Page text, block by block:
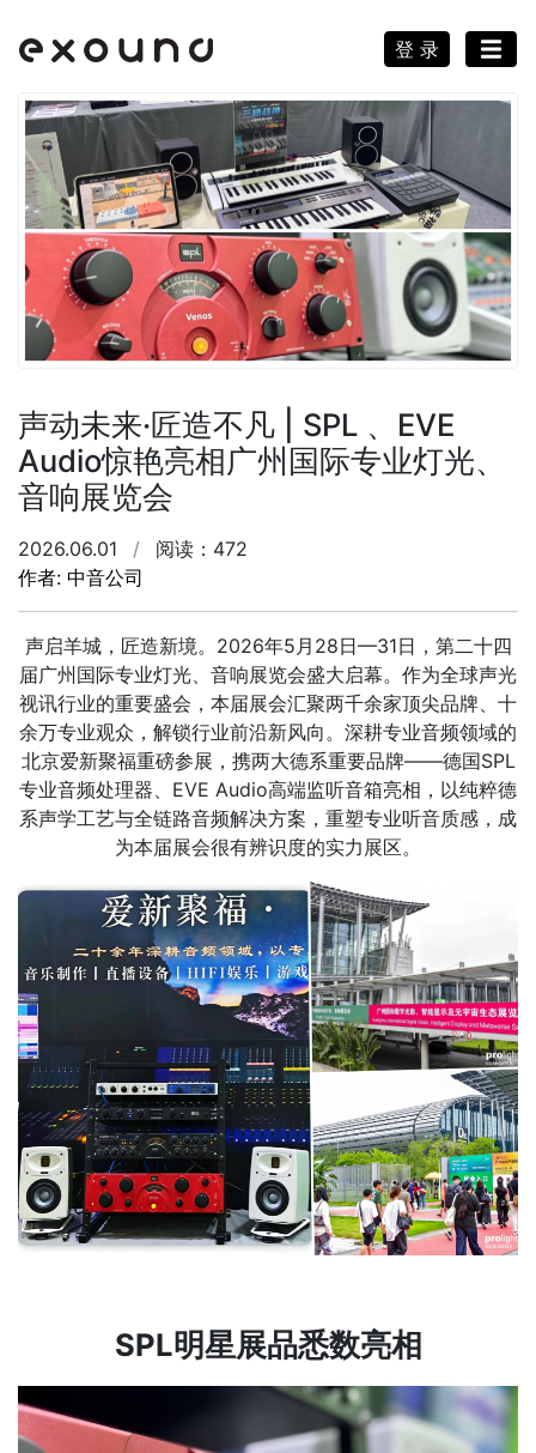
登 录
声动未来·匠造不凡 | SPL 、EVE
Audio惊艳亮相广州国际专业灯光、
音响展览会
2026.06.01 /
阅读：472
作者: 中音公司
声启羊城，匠造新境。2026年5月28日—31日，第二十四
届广州国际专业灯光、音响展览会盛大启幕。作为全球声光
视讯行业的重要盛会，本届展会汇聚两千余家顶尖品牌、十
余万专业观众，解锁行业前沿新风向。深耕专业音频领域的
北京爱新聚福重磅参展，携两大德系重要品牌——德国SPL
专业音频处理器、EVE Audio高端监听音箱亮相，以纯粹德
系声学工艺与全链路音频解决方案，重塑专业听音质感，成
为本届展会很有辨识度的实力展区。
SPL明星展品悉数亮相